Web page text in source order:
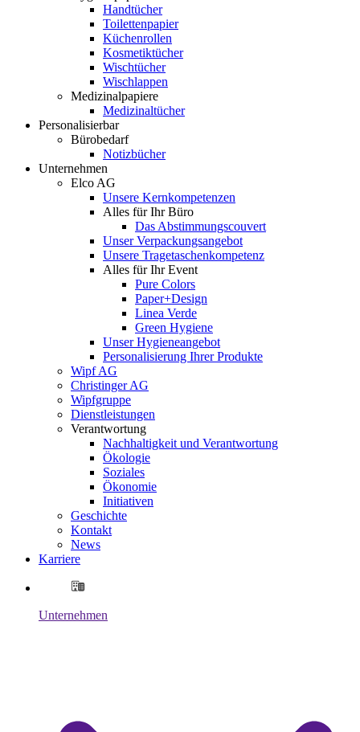
Handtücher
Toilettenpapier
Küchenrollen
Kosmetiktücher
Wischtücher
Wischlappen
Medizinalpapiere
Medizinaltücher
Personalisierbar
Bürobedarf
Notizbücher
Unternehmen
Elco AG
Unsere Kernkompetenzen
Alles für Ihr Büro
Das Abstimmungscouvert
Unser Verpackungsangebot
Unsere Tragetaschenkompetenz
Alles für Ihr Event
Pure Colors
Paper+Design
Linea Verde
Green Hygiene
Unser Hygieneangebot
Personalisierung Ihrer Produkte
Wipf AG
Christinger AG
Wipfgruppe
Dienstleistungen
Verantwortung
Nachhaltigkeit und Verantwortung
Ökologie
Soziales
Ökonomie
Initiativen
Geschichte
Kontakt
News
Karriere
Unternehmen